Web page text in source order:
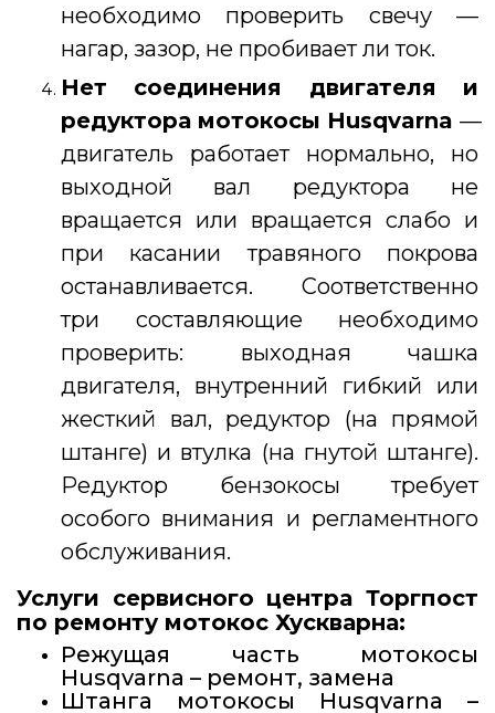
необходимо проверить свечу —
нагар, зазор, не пробивает ли ток.
Нет соединения двигателя и
редуктора мотокосы Husqvarna —
двигатель работает нормально, но
выходной вал редуктора не
вращается или вращается слабо и
при касании травяного покрова
останавливается. Соответственно
три составляющие необходимо
проверить: выходная чашка
двигателя, внутренний гибкий или
жесткий вал, редуктор (на прямой
штанге) и втулка (на гнутой штанге).
Редуктор бензокосы требует
особого внимания и регламентного
обслуживания.
Услуги сервисного центра Торгпост
по ремонту мотокос Хускварна:
Режущая часть мотокосы
Husqvarna – ремонт, замена
Штанга мотокосы Husqvarna –